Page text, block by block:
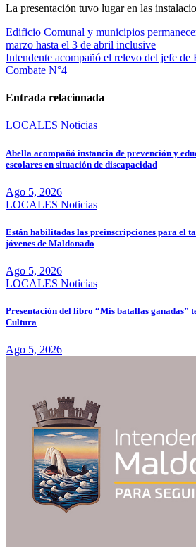
La presentación tuvo lugar en las
Navegación
de
entradas
Edificio Comunal y municipios
marzo hasta el 3 de abril inclusive
Intendente acompañó el relevo del jefe de
Combate N°4
Entrada relacionada
LOCALES Noticias
Abella acompañó instancia de prevención y
escolares en situación de discapacidad
Ago 5, 2026
LOCALES Noticias
Están habilitadas las preinscripciones para el
jóvenes de Maldonado
Ago 5, 2026
LOCALES Noticias
Presentación del libro “Mis batallas ganadas”
Cultura
Ago 5, 2026